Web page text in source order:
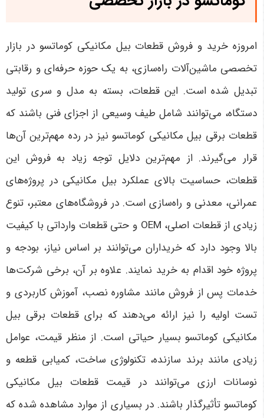
امروزه خرید و فروش قطعات بیل مکانیکی کوماتسو در بازار
تخصصی ماشین‌آلات راه‌سازی، به یک حوزه حرفه‌ای و رقابتی
تبدیل شده است. این قطعات، بسته به مدل و سری تولید
دستگاه، می‌توانند شامل طیف وسیعی از اجزای فنی باشند که
قطعات برقی بیل مکانیکی کوماتسو نیز در رده مهم‌ترین آن‌ها
قرار می‌گیرند. از مهم‌ترین دلایل توجه زیاد به فروش این
قطعات، حساسیت بالای عملکرد بیل مکانیکی در پروژه‌های
عمرانی، معدنی و راه‌سازی است. در فروشگاه‌های معتبر، تنوع
زیادی از قطعات اصلی، OEM و حتی قطعات وارداتی با کیفیت
بالا وجود دارد که خریداران می‌توانند بر اساس نیاز، بودجه و
پروژه خود اقدام به خرید نمایند. علاوه بر آن، برخی شرکت‌ها
خدمات پس از فروش مانند مشاوره نصب، آموزش کاربردی و
تست اولیه را نیز ارائه می‌دهند که برای قطعات برقی بیل
مکانیکی کوماتسو بسیار حیاتی است. از منظر قیمت، عوامل
زیادی مانند برند سازنده، تکنولوژی ساخت، کمیابی قطعه و
نوسانات ارزی می‌توانند در قیمت قطعات بیل مکانیکی
کوماتسو تأثیرگذار باشند. در بسیاری از موارد مشاهده شده که